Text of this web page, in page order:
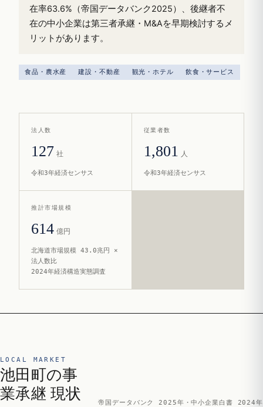
在率63.6%（帝国データバンク2025）、後継者不
在の中小企業は第三者承継・M&Aを早期検討するメ
リットがあります。
食品・農水産 建設・不動産 観光・ホテル 飲食・サービス
法人数
127 社
令和3年経済センサス
従業者数
1,801 人
令和3年経済センサス
推計市場規模
614 億円
北海道市場規模 43.0兆円 ×
法人数比
2024年経済構造実態調査
LOCAL MARKET
池田町の事
業承継 現状
帝国データバンク 2025年・中小企業白書 2024年